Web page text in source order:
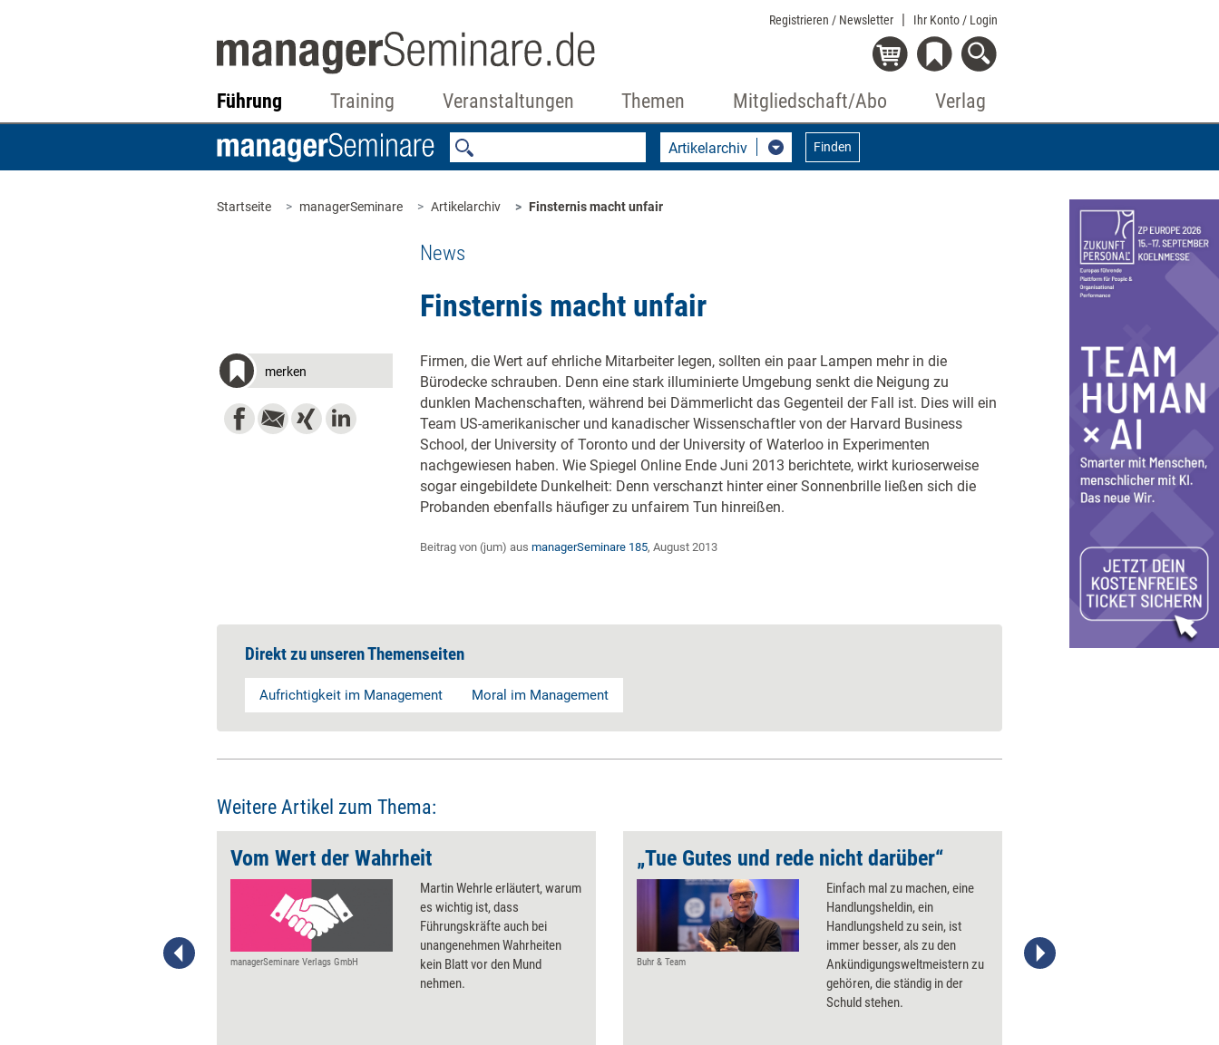
Registrieren / Newsletter Ihr Konto / Login
Führung Training Veranstaltungen Themen Mitgliedschaft/Abo Verlag
Artikelarchiv Finden
Startseite managerSeminare Artikelarchiv Finsternis macht unfair
News
Finsternis macht unfair
merken
Firmen, die Wert auf ehrliche Mitarbeiter legen, sollten ein paar Lampen mehr in die
Bürodecke schrauben. Denn eine stark illuminierte Umgebung senkt die Neigung zu
dunklen Machenschaften, während bei Dämmerlicht das Gegenteil der Fall ist. Dies will ein
Team US-amerikanischer und kanadischer Wissenschaftler von der Harvard Business
School, der University of Toronto und der University of Waterloo in Experimenten
nachgewiesen haben. Wie Spiegel Online Ende Juni 2013 berichtete, wirkt kurioserweise
sogar eingebildete Dunkelheit: Denn verschanzt hinter einer Sonnenbrille ließen sich die
Probanden ebenfalls häufiger zu unfairem Tun hinreißen.
Beitrag von (jum) aus managerSeminare 185, August 2013
Direkt zu unseren Themenseiten
Aufrichtigkeit im Management Moral im Management
Weitere Artikel zum Thema:
daran mit. Das Elend der Welt
Vom Wert der Wahrheit
managerSeminare Verlags GmbH
Martin Wehrle erläutert, warum
es wichtig ist, dass
Führungskräfte auch bei
unangenehmen Wahrheiten
kein Blatt vor den Mund
nehmen.
„Tue Gutes und rede nicht darüber“
Buhr & Team
Einfach mal zu machen, eine
Handlungsheldin, ein
Handlungsheld zu sein, ist
immer besser, als zu den
Ankündigungsweltmeistern zu
gehören, die ständig in der
Schuld stehen.
Stefanie Diers/trainerkoffer.de